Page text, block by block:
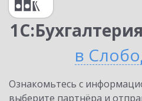
в
Ознакомьтесь с
выберите партнёра и